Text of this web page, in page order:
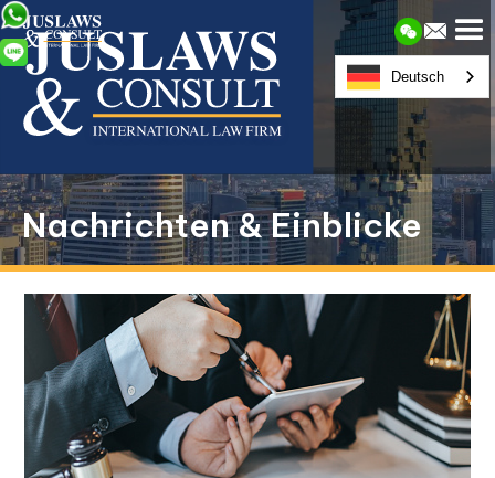
Nachrichten & Einblicke
Deutsch